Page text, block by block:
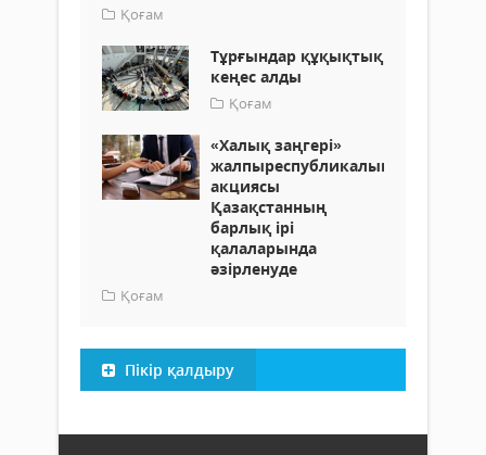
Қоғам
Тұрғындар құқықтық
кеңес алды
Қоғам
«Халық заңгері»
жалпыреспубликалық
акциясы
Қазақстанның
барлық ірі
қалаларында
әзірленуде
Қоғам
Пікір қалдыру